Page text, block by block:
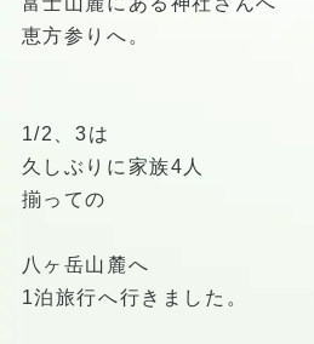
恵方参りへ。
1/2、3は
久しぶりに家族4人
揃っての
八ヶ岳山麓へ
1泊旅行へ行きました。